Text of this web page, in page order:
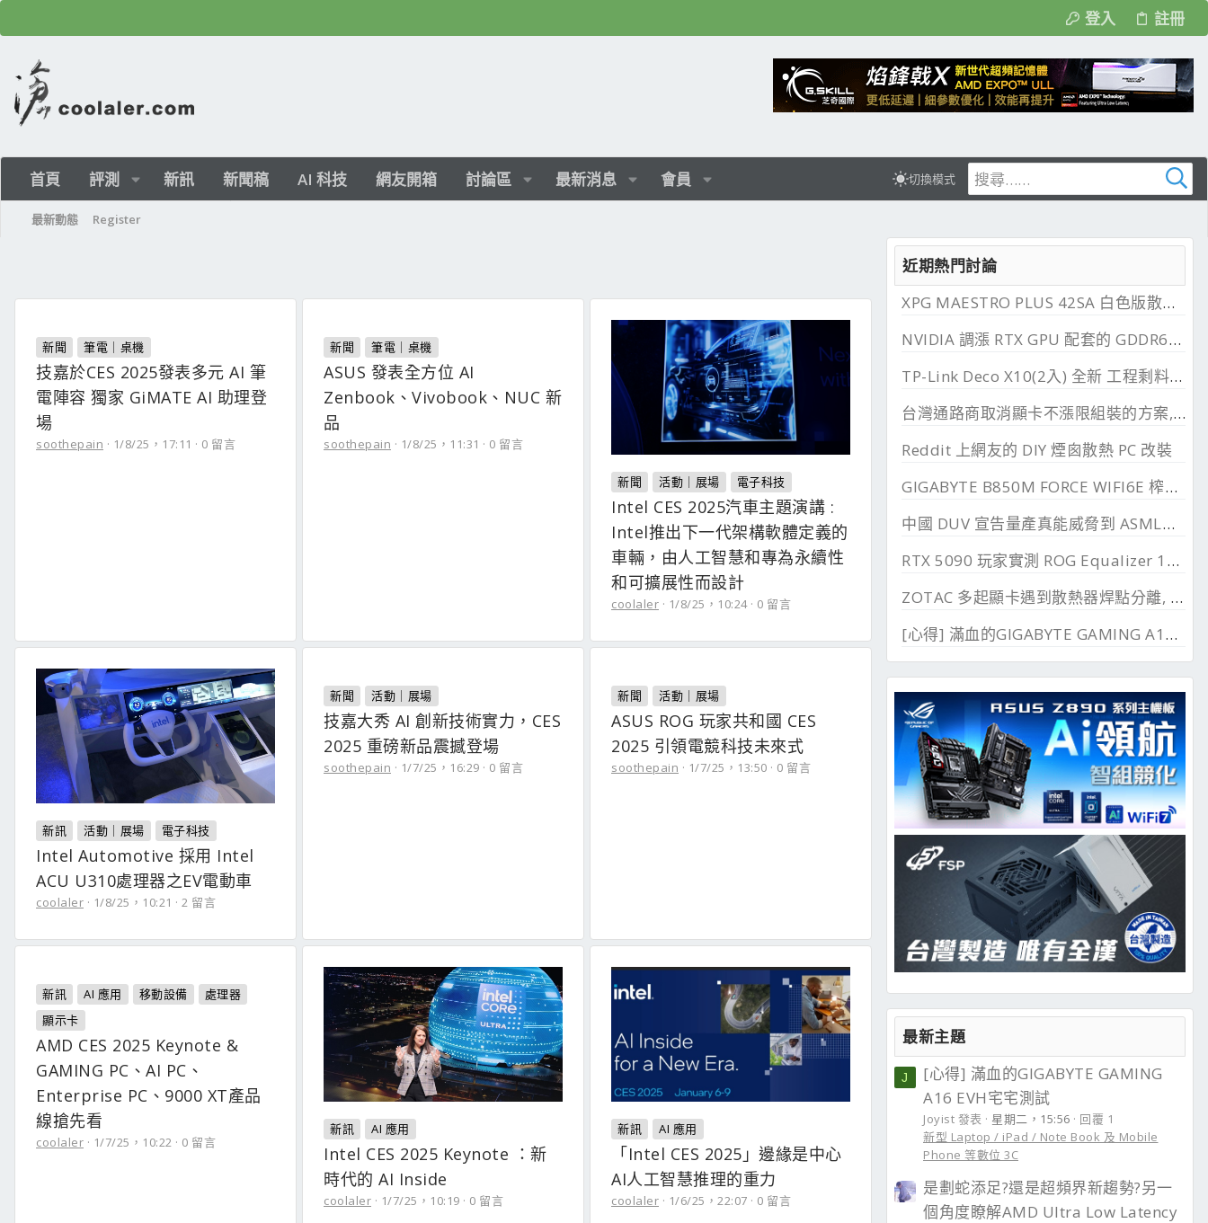
登入 註冊
首頁 評測 新訊 新聞稿 AI 科技 網友開箱 討論區 最新消息 會員 切換模式
最新動態 Register
新聞 筆電｜桌機
技嘉於CES 2025發表多元 AI 筆
電陣容 獨家 GiMATE AI 助理登
場
soothepain 1/8/25，17:11 0 留言
新聞 筆電｜桌機
ASUS 發表全方位 AI
Zenbook、Vivobook、NUC 新
品
soothepain 1/8/25，11:31 0 留言
新聞 活動｜展場 電子科技
Intel CES 2025汽車主題演講 :
Intel推出下一代架構軟體定義的
車輛，由人工智慧和專為永續性
和可擴展性而設計
coolaler 1/8/25，10:24 0 留言
新訊 活動｜展場 電子科技
Intel Automotive 採用 Intel
ACU U310處理器之EV電動車
coolaler 1/8/25，10:21 2 留言
新聞 活動｜展場
技嘉大秀 AI 創新技術實力，CES
2025 重磅新品震撼登場
soothepain 1/7/25，16:29 0 留言
新聞 活動｜展場
ASUS ROG 玩家共和國 CES
2025 引領電競科技未來式
soothepain 1/7/25，13:50 0 留言
新訊 AI 應用 移動設備
處理器
顯示卡
AMD CES 2025 Keynote &
GAMING PC、AI PC、
Enterprise PC、9000 XT產品
線搶先看
coolaler 1/7/25，10:22 0 留言
新訊 AI 應用
Intel CES 2025 Keynote ：新
時代的 AI Inside
coolaler 1/7/25，10:19 0 留言
新訊 AI 應用
「Intel CES 2025」邊緣是中心
AI人工智慧推理的重力
coolaler 1/6/25，22:07 0 留言
近期熱門討論
XPG MAESTRO PLUS 42SA 白色版散熱器開箱, 入門級有數位監控
NVIDIA 調漲 RTX GPU 配套的 GDDR6、GDDR7 價格
TP-Link Deco X10(2入) 全新 工程剩料 可店到店 免運費
台灣通路商取消顯卡不漲限組裝的方案, 直漲 20~45%
Reddit 上網友的 DIY 煙囪散熱 PC 改裝
GIGABYTE B850M FORCE WIFI6E 榨乾長鑫24G DDR
中國 DUV 宣告量產真能威脅到 ASML？外媒稱相差甚遠
RTX 5090 玩家實測 ROG Equalizer 12V-2x6, 電壓更穩、溫度更低、還解決 SSD 消失問題
ZOTAC 多起顯卡遇到散熱器焊點分離, 導致 GPU 溫度過高
[心得] 滿血的GIGABYTE GAMING A16 EVH宅宅測試
最新主題
J
[心得] 滿血的GIGABYTE GAMING
A16 EVH宅宅測試
Joyist 發表 星期二，15:56
回覆 1
新型 Laptop / iPad / Note Book 及 Mobile
Phone 等數位 3C
是劃蛇添足?還是超頻界新趨勢?另一
個角度瞭解AMD Ultra Low Latency